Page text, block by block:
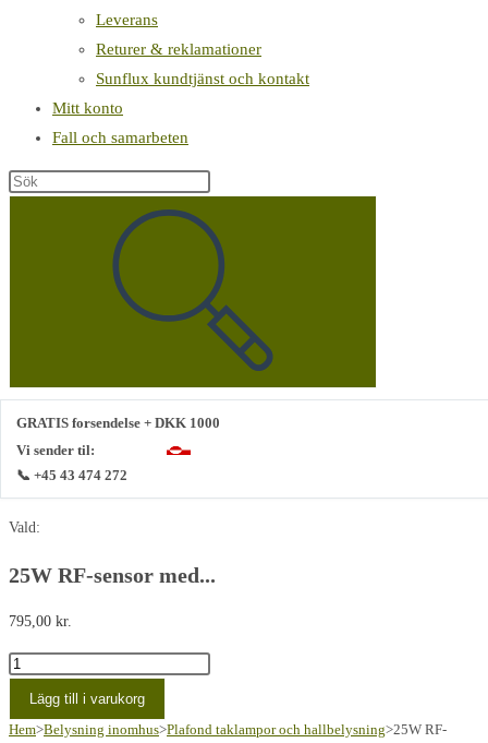
Leverans
Returer & reklamationer
Sunflux kundtjänst och kontakt
Mitt konto
Fall och samarbeten
Sök
GRATIS forsendelse + DKK 1000
Vi sender til:
📞 +45 43 474 272
Vald:
25W RF-sensor med...
795,00 kr.
25W
sensor
Lägg till i varukorg
Hem>Belysning inomhus>Plafond taklampor och hallbelysning>25W RF-